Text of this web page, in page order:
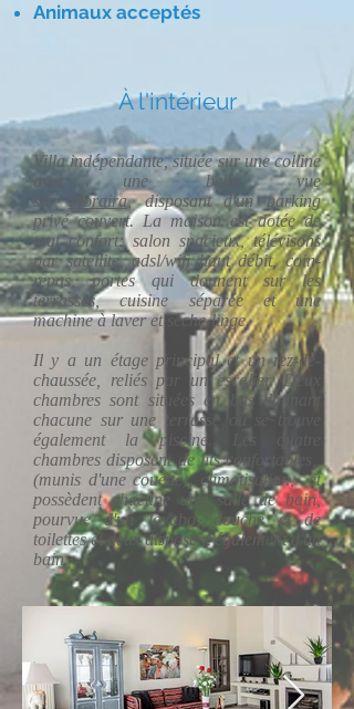
Animaux acceptés
À l'intérieur
Villa indépendante, située sur une colline
avec une belle vue
surMoraira, disposant d'un parking
privé couvert. La maison est dotée de
tout confort: salon spacieux, télévisons
par satellite, adsl/wifi haut débit, coin-
repas, portes qui donnent sur les
terrasses, cuisine séparée et une
machine à laver et sèche-linge.
Il y a un étage principal et un rez-de-
chaussée, reliés par un escalier. Deux
chambres sont situées en bas donnant
chacune sur une terrasse où se trouve
également la piscine. Les quatre
chambres disposent de lits confortables,
(munis d'une couette), climatisation, et
possèdent chacune une salle de bain,
pourvue d'un lavabo, douche et de
toilettes et deux disposent également d'un
bain.